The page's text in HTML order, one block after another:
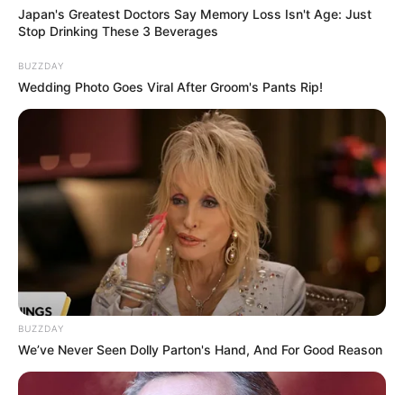
Japan's Greatest Doctors Say Memory Loss Isn't Age: Just
Stop Drinking These 3 Beverages
BUZZDAY
Wedding Photo Goes Viral After Groom's Pants Rip!
BUZZDAY
We’ve Never Seen Dolly Parton's Hand, And For Good Reason